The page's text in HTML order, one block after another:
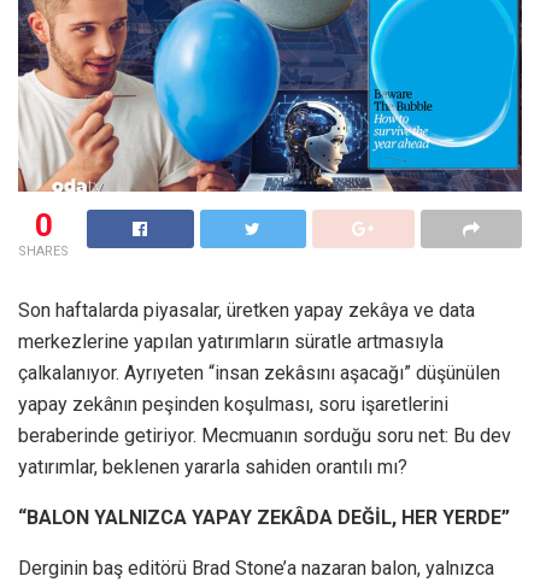
0
SHARES
Son haftalarda piyasalar, üretken yapay zekâya ve data
merkezlerine yapılan yatırımların süratle artmasıyla
çalkalanıyor. Ayrıyeten “insan zekâsını aşacağı” düşünülen
yapay zekânın peşinden koşulması, soru işaretlerini
beraberinde getiriyor. Mecmuanın sorduğu soru net: Bu dev
yatırımlar, beklenen yararla sahiden orantılı mı?
“BALON YALNIZCA YAPAY ZEKÂDA DEĞİL, HER YERDE”
Derginin baş editörü Brad Stone’a nazaran balon, yalnızca